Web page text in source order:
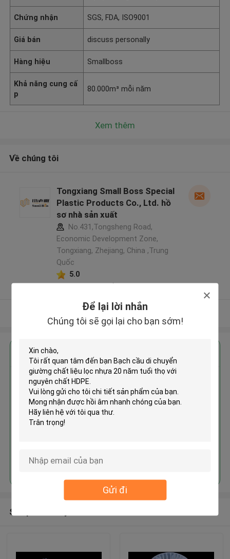
Để lại lời nhắn
Chúng tôi sẽ gọi lại cho bạn sớm!
Gửi đi
Chứng nhận SGS, FDA, ISO9001
Giá bán discuss personally
Hàng hiệu Smallboss
Khả năng cung cấ
p
80.000m³ mỗi năm
Xem thêm
Về chúng tôi
Tongxiang Small Boss Special
Plastic Products Co., Ltd. hồ
sơ nhà sản xuất
No.431,Tongsheng Road,
Economic Development Zone,
Tongxiang, Zhejiang, China ,Trung
Quốc
5.0
Xem thêm
Bạch cầu di chuyển giường chất
liệu lọc nhựa 20 năm tuổi thọ với
nguyên chất HDPE
Tiếp tục
Sản phẩm khuyến cáo